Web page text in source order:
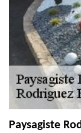
Paysagiste